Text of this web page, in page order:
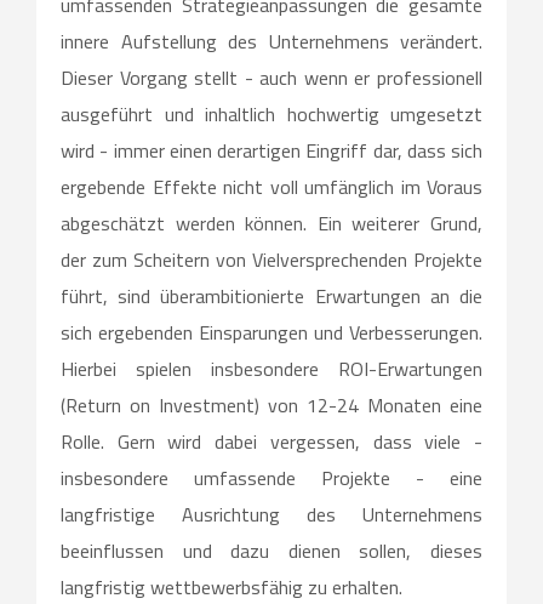
innere Aufstellung des Unternehmens verändert.
Dieser Vorgang stellt - auch wenn er professionell
ausgeführt und inhaltlich hochwertig umgesetzt
wird - immer einen derartigen Eingriff dar, dass sich
ergebende Effekte nicht voll umfänglich im Voraus
abgeschätzt werden können. Ein weiterer Grund,
der zum Scheitern von Vielversprechenden Projekte
führt, sind überambitionierte Erwartungen an die
sich ergebenden Einsparungen und Verbesserungen.
Hierbei spielen insbesondere ROI-Erwartungen
(Return on Investment) von 12-24 Monaten eine
Rolle. Gern wird dabei vergessen, dass viele -
insbesondere umfassende Projekte - eine
langfristige Ausrichtung des Unternehmens
beeinflussen und dazu dienen sollen, dieses
langfristig wettbewerbsfähig zu erhalten.